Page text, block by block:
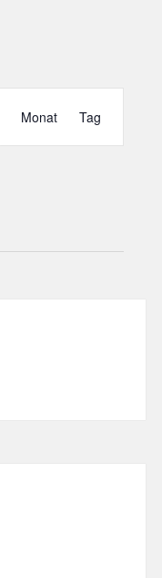
Ansichten-
Monat Tag